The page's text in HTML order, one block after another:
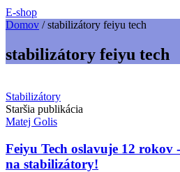
E-shop
Domov /stabilizátory feiyu tech
stabilizátory feiyu tech
Stabilizátory
Staršia publikácia
Matej Golis
Feiyu Tech oslavuje 12 rokov
na stabilizátory!